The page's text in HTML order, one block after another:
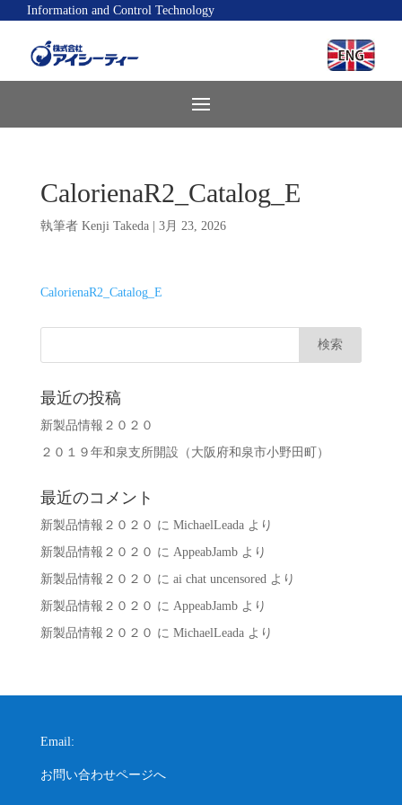
Information and Control Technology
CalorienaR2_Catalog_E
執筆者 Kenji Takeda| 3月 23, 2026
CalorienaR2_Catalog_E
最近の投稿
新製品情報２０２０
２０１９年和泉支所開設（大阪府和泉市小野田町）
最近のコメント
新製品情報２０２０ に MichaelLeadaより
新製品情報２０２０ に AppeabJambより
新製品情報２０２０ に ai chat uncensoredより
新製品情報２０２０ に AppeabJambより
新製品情報２０２０ に MichaelLeadaより
Email:
お問い合わせページへ